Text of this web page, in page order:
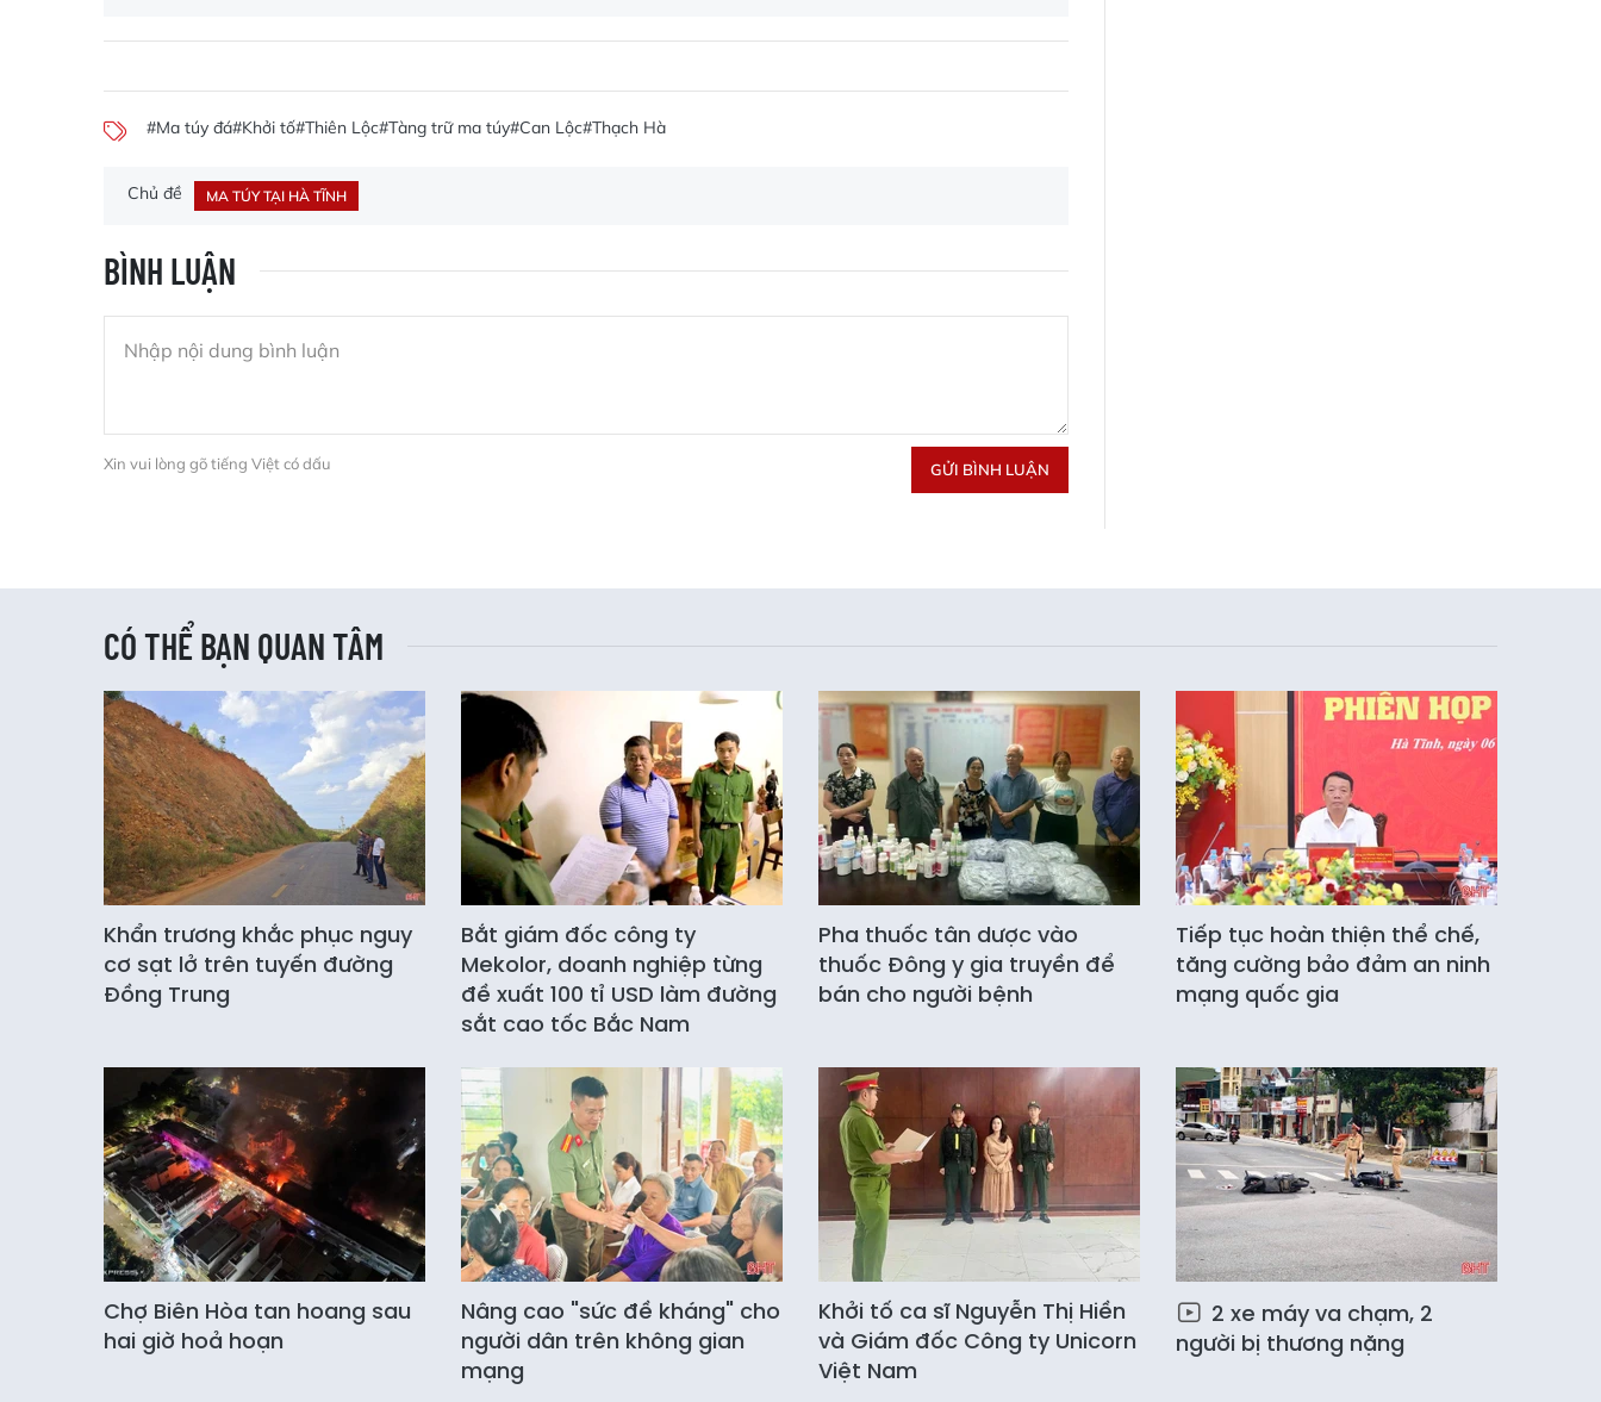
#Ma túy đá#Khởi tố#Thiên Lộc#Tàng trữ ma túy#Can Lộc#Thạch Hà
Chủ đề MA TÚY TẠI HÀ TĨNH
BÌNH LUẬN
Xin vui lòng gõ tiếng Việt có dấu GỬI BÌNH LUẬN
CÓ THỂ BẠN QUAN TÂM
Khẩn trương khắc phục nguy
cơ sạt lở trên tuyến đường
Đồng Trung
Bắt giám đốc công ty
Mekolor, doanh nghiệp từng
đề xuất 100 tỉ USD làm đường
sắt cao tốc Bắc Nam
Pha thuốc tân dược vào
thuốc Đông y gia truyền để
bán cho người bệnh
Tiếp tục hoàn thiện thể chế,
tăng cường bảo đảm an ninh
mạng quốc gia
Chợ Biên Hòa tan hoang sau
hai giờ hoả hoạn
Nâng cao "sức đề kháng" cho
người dân trên không gian
mạng
Khởi tố ca sĩ Nguyễn Thị Hiền
và Giám đốc Công ty Unicorn
Việt Nam
2 xe máy va chạm, 2
người bị thương nặng